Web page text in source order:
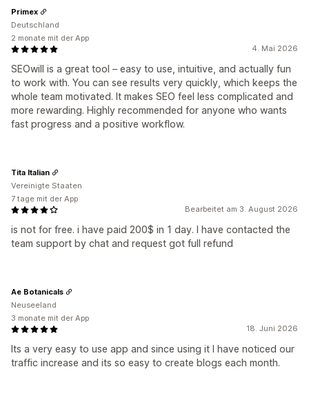
4. Mai 2026
SEOwill is a great tool – easy to use, intuitive, and actually fun
to work with. You can see results very quickly, which keeps the
whole team motivated. It makes SEO feel less complicated and
more rewarding. Highly recommended for anyone who wants
fast progress and a positive workflow.
Primex
Deutschland
2 monate mit der App
Bearbeitet am 3. August 2026
is not for free. i have paid 200$ in 1 day. I have contacted the
team support by chat and request got full refund
Tita Italian
Vereinigte Staaten
7 tage mit der App
18. Juni 2026
Its a very easy to use app and since using it I have noticed our
traffic increase and its so easy to create blogs each month.
Ae Botanicals
Neuseeland
3 monate mit der App